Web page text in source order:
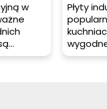
w
Płyty
wybrać